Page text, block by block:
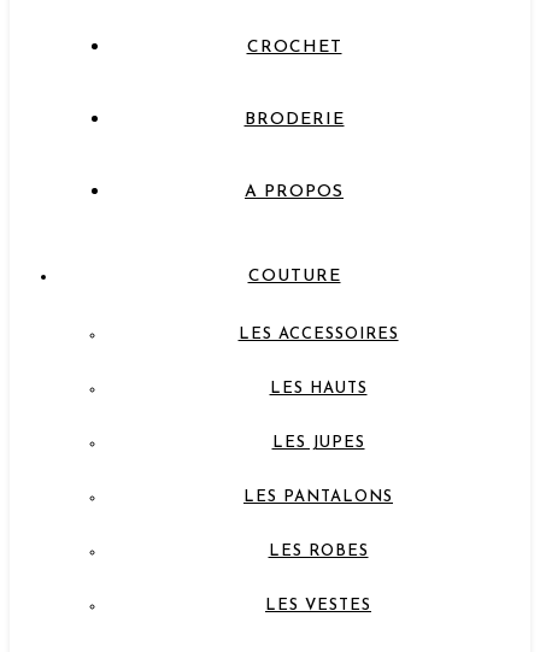
CROCHET
BRODERIE
A PROPOS
COUTURE
LES ACCESSOIRES
LES HAUTS
LES JUPES
LES PANTALONS
LES ROBES
LES VESTES